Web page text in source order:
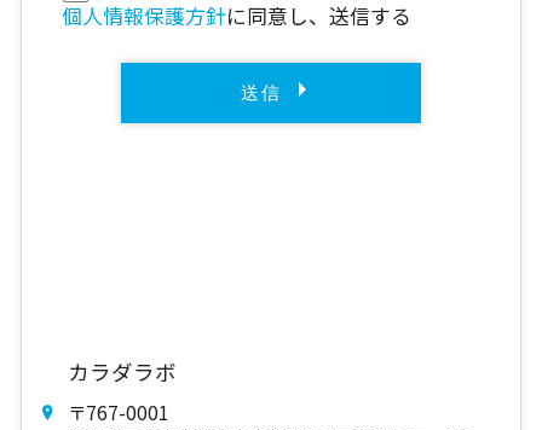
個人情報保護方針に同意し、送信する
カラダラボ
〒767-0001